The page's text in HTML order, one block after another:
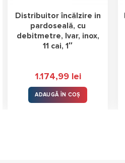
Distribuitor încălzire in
pardoseală, cu
debitmetre, Ivar, inox,
11 cai, 1″
1.174,99 lei
ADAUGĂ ÎN COȘ